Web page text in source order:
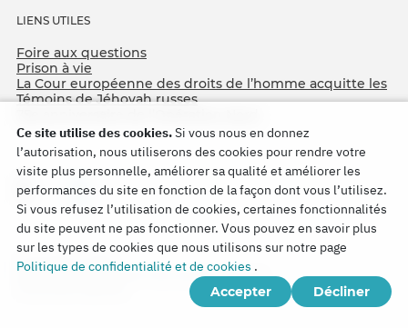
LIENS UTILES
Foire aux questions
Prison à vie
La Cour européenne des droits de l’homme acquitte les
Témoins de Jéhovah russes
Copyright © 2026
Watch Tower Bible and Tract Society of Korea.
Ce site utilise des cookies.Si vous nous en donnez
l’autorisation, nous utiliserons des cookies pour rendre votre
visite plus personnelle, améliorer sa qualité et améliorer les
performances du site en fonction de la façon dont vous l’utilisez.
Si vous refusez l’utilisation de cookies, certaines fonctionnalités
du site peuvent ne pas fonctionner. Vous pouvez en savoir plus
sur les types de cookies que nous utilisons sur notre page
Politique de confidentialité et de cookies .
Accepter
Décliner